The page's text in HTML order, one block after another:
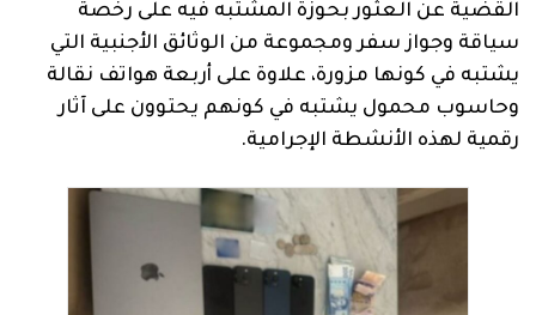
القضية عن العثور بحوزة المشتبه فيه على رخصة
سياقة وجواز سفر ومجموعة من الوثائق الأجنبية التي
يشتبه في كونها مزورة، علاوة على أربعة هواتف نقالة
وحاسوب محمول يشتبه في كونهم يحتوون على آثار
رقمية لهذه الأنشطة الإجرامية.